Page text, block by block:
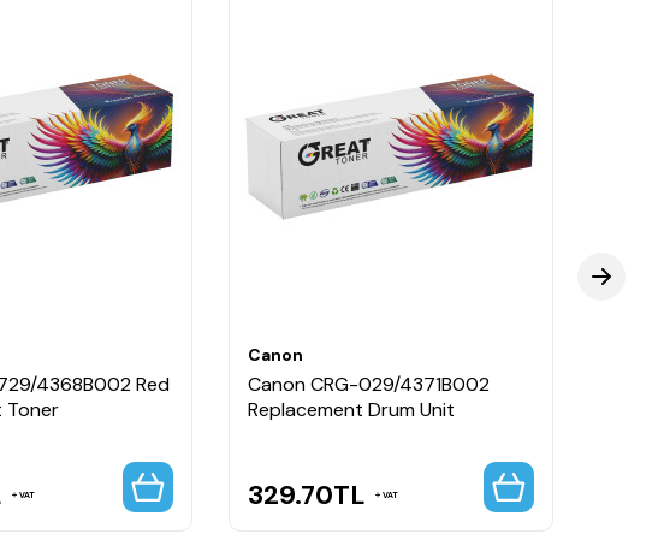
4368B002 Red
Toner
VAT
Canon
Canon CRG-029/4371B002
Replacement Drum Unit
329.70TL VAT